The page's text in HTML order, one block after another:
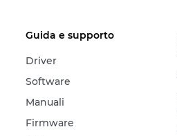
Guida e supporto
Driver
Software
Manuali
Firmware